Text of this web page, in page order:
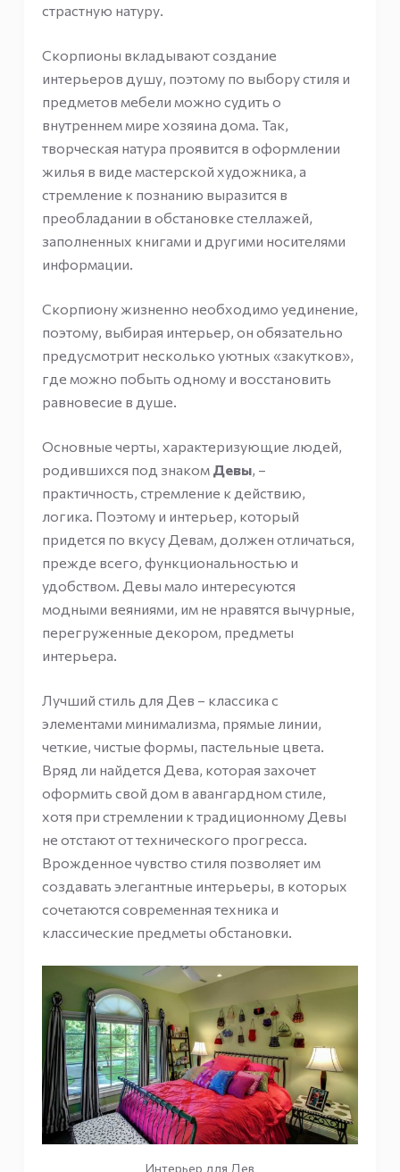
страстную натуру.
Скорпионы вкладывают создание
интерьеров душу, поэтому по выбору стиля и
предметов мебели можно судить о
внутреннем мире хозяина дома. Так,
творческая натура проявится в оформлении
жилья в виде мастерской художника, а
стремление к познанию выразится в
преобладании в обстановке стеллажей,
заполненных книгами и другими носителями
информации.
Скорпиону жизненно необходимо уединение,
поэтому, выбирая интерьер, он обязательно
предусмотрит несколько уютных «закутков»,
где можно побыть одному и восстановить
равновесие в душе.
Основные черты, характеризующие людей,
родившихся под знаком Девы, –
практичность, стремление к действию,
логика. Поэтому и интерьер, который
придется по вкусу Девам, должен отличаться,
прежде всего, функциональностью и
удобством. Девы мало интересуются
модными веяниями, им не нравятся вычурные,
перегруженные декором, предметы
интерьера.
Лучший стиль для Дев – классика с
элементами минимализма, прямые линии,
четкие, чистые формы, пастельные цвета.
Вряд ли найдется Дева, которая захочет
оформить свой дом в авангардном стиле,
хотя при стремлении к традиционному Девы
не отстают от технического прогресса.
Врожденное чувство стиля позволяет им
создавать элегантные интерьеры, в которых
сочетаются современная техника и
классические предметы обстановки.
Интерьер для Дев